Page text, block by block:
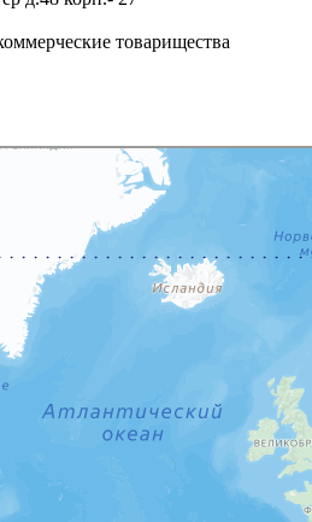
товарищества